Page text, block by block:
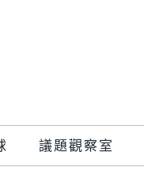
議題觀察室